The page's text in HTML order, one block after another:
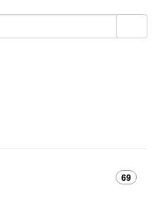
69